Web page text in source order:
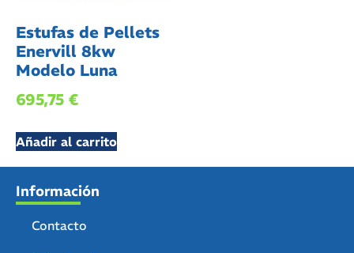
Estufas de Pellets
Enervill 8kw
Modelo Luna
695,75 €
Añadir al carrito
Información
Contacto